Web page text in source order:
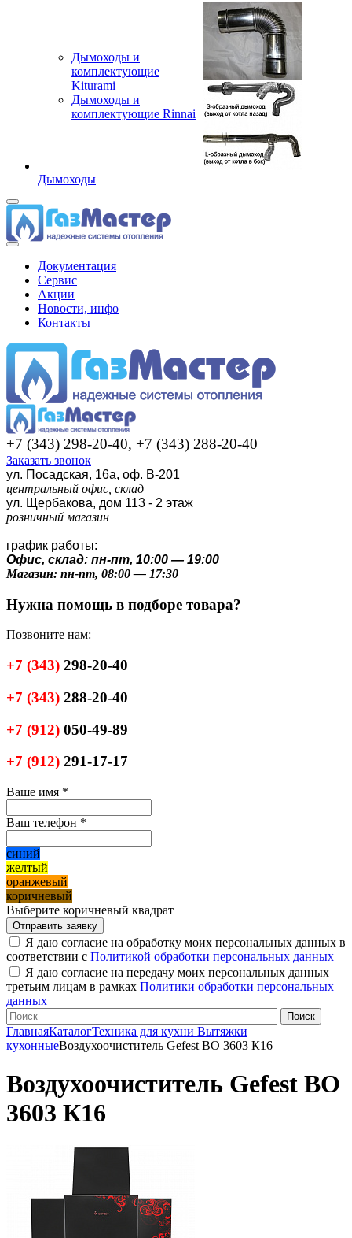
Дымоходы и
комплектующие
Kiturami
Дымоходы и
комплектующие Rinnai
Дымоходы
Документация
Сервис
Акции
Новости, инфо
Контакты
+7 (343) 298-20-40, +7 (343) 288-20-40
Заказать звонок
ул. Посадская, 16а, оф. В-201
центральный офис, склад
ул. Щербакова, дом 113 - 2 этаж
розничный магазин
график работы:
Офис, склад: пн-пт, 10:00 — 19:00
Магазин: пн-пт, 08:00 — 17:30
Нужна помощь в подборе товара?
Позвоните нам:
+7 (343) 298-20-40
+7 (343) 288-20-40
+7 (912) 050-49-89
+7 (912) 291-17-17
Ваше имя *
Ваш телефон *
синий
желтый
оранжевый
коричневый
Выберите коричневый квадрат
Я даю согласие на обработку моих персональных данных в
соответствии с Политикой обработки персональных данных
Я даю согласие на передачу моих персональных данных
третьим лицам в рамках Политики обработки персональных
данных
ГлавнаяКаталогТехника для кухни Вытяжки
кухонныеВоздухоочиститель Gefest ВО 3603 К16
Воздухоочиститель Gefest ВО
3603 К16